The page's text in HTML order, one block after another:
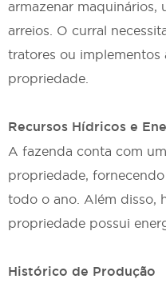
armazenar
arreios. O curral
tratores ou implementos
propriedade.
Recursos Hídricos e
A fazenda conta com
propriedade,
todo o ano. Além disso,
propriedade possui
Histórico de Produção